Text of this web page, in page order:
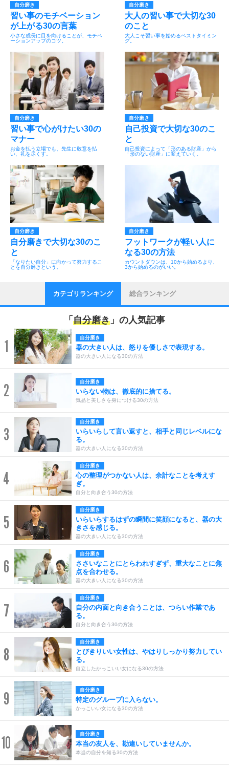
自分磨き
習い事のモチベーション
が上がる30の言葉
小さな成長に目を向けることが、モチベ
ーションアップのコツ。
自分磨き
大人の習い事で大切な30
のこと
大人こそ習い事を始めるベストタイミン
グ。
自分磨き
習い事で心がけたい30の
マナー
お金を払う立場でも、先生に敬意を払
い、礼を尽くす。
自分磨き
自己投資で大切な30のこ
と
自己投資によって「形のある財産」から
「形のない財産」に変えていく。
自分磨き
自分磨きで大切な30のこ
と
「なりたい自分」に向かって努力するこ
とを自分磨きという。
自分磨き
フットワークが軽い人に
なる30の方法
カウントダウンは、10から始めるより、
3から始めるのがいい。
カテゴリランキング 総合ランキング
「 自分磨き 」の人気記事
1 自分磨き
器の大きい人は、怒りを優しさで表現する。
器の大きい人になる30の方法
2 自分磨き
いらない物は、徹底的に捨てる。
気品と美しさを身につける30の方法
3
自分磨き
いらいらして言い返すと、相手と同じレベルにな
る。
器の大きい人になる30の方法
4
自分磨き
心の整理がつかない人は、余計なことを考えす
ぎ。
自分と向き合う30の方法
5
自分磨き
いらいらするはずの瞬間に笑顔になると、器の大
きさを感じる。
器の大きい人になる30の方法
6
自分磨き
ささいなことにとらわれすぎず、重大なことに焦
点を合わせる。
器の大きい人になる30の方法
7
自分磨き
自分の内面と向き合うことは、つらい作業であ
る。
自分と向き合う30の方法
8
自分磨き
とびきりいい女性は、やはりしっかり努力してい
る。
自立したかっこいい女になる30の方法
9 自分磨き
特定のグループに入らない。
かっこいい女になる30の方法
10 自分磨き
本当の友人を、勘違いしていませんか。
本当の自分を知る30の方法